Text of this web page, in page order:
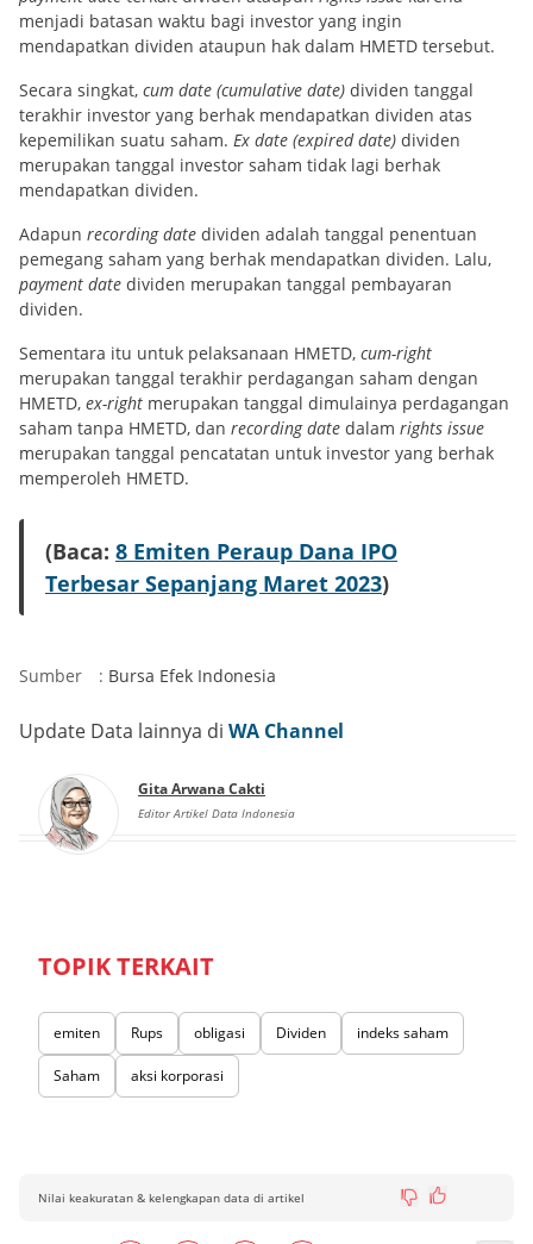
menjadi batasan waktu bagi investor yang ingin
mendapatkan dividen ataupun hak dalam HMETD tersebut.
Secara singkat, cum date (cumulative date) dividen tanggal
terakhir investor yang berhak mendapatkan dividen atas
kepemilikan suatu saham. Ex date (expired date) dividen
merupakan tanggal investor saham tidak lagi berhak
mendapatkan dividen.
Adapun recording date dividen adalah tanggal penentuan
pemegang saham yang berhak mendapatkan dividen. Lalu,
payment date dividen merupakan tanggal pembayaran
dividen.
Sementara itu untuk pelaksanaan HMETD, cum-right
merupakan tanggal terakhir perdagangan saham dengan
HMETD, ex-right merupakan tanggal dimulainya perdagangan
saham tanpa HMETD, dan recording date dalam rights issue
merupakan tanggal pencatatan untuk investor yang berhak
memperoleh HMETD.
(Baca: 8 Emiten Peraup Dana IPO
Terbesar Sepanjang Maret 2023)
Sumber : Bursa Efek Indonesia
Update Data lainnya di WA Channel
Gita Arwana Cakti
Editor Artikel Data Indonesia
TOPIK TERKAIT
emiten Rups obligasi Dividen indeks saham
Saham aksi korporasi
Nilai keakuratan & kelengkapan data di artikel